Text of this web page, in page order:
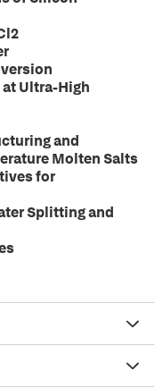
Ultra-High
and
Molten Salts
for
Splitting and